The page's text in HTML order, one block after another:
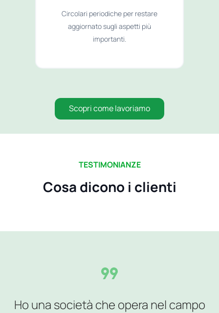
Circolari periodiche per restare
aggiornato sugli aspetti più
importanti.
Scopri come lavoriamo
TESTIMONIANZE
Cosa dicono i clienti
Ho una società che opera nel campo